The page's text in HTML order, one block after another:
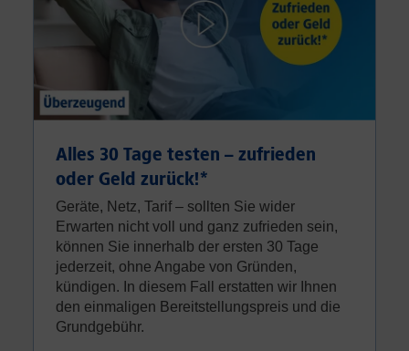
Alles 30 Tage testen – zufrieden
oder Geld zurück!⁠*
Geräte, Netz, Tarif – sollten Sie wider
Erwarten nicht voll und ganz zufrieden sein,
können Sie innerhalb der ersten 30 Tage
jederzeit, ohne Angabe von Gründen,
kündigen. In diesem Fall erstatten wir Ihnen
den einmaligen Bereitstellungspreis und die
Grundgebühr.